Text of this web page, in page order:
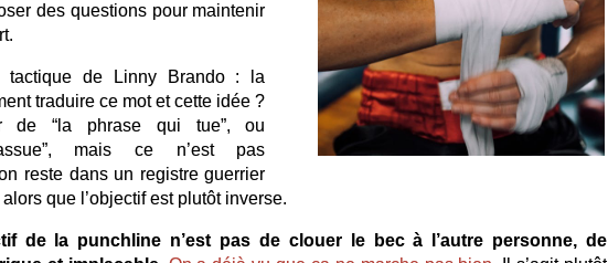
des questions pour maintenir
tactique de Linny Brando : la
traduire ce mot et cette idée ?
de “la phrase qui tue”, ou
mais ce n’est pas
reste dans un registre guerrier
que l’objectif est plutôt inverse.
de la punchline n’est pas de clouer le bec à l’autre personne, de